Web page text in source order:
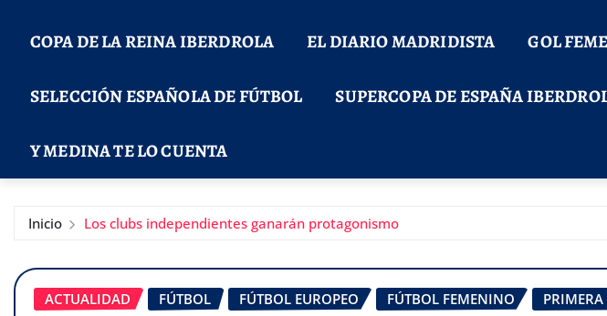
COPA DE LA REINA IBERDROLA EL DIARIO MADRIDISTA GOL
SELECCIÓN ESPAÑOLA DE FÚTBOL SUPERCOPA DE ESPAÑA
Y MEDINA TE LO CUENTA
Inicio Los clubs independientes ganarán protagonismo
ACTUALIDAD FÚTBOL FÚTBOL EUROPEO FÚTBOL FEMENINO